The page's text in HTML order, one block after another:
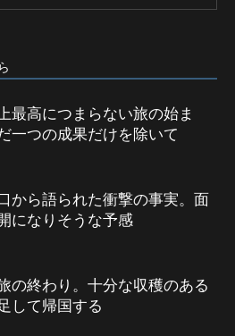
最高につまらない旅の始ま
一つの成果だけを除いて
から語られた衝撃の事実。面
になりそうな予感
の終わり。十分な収穫のある
して帰国する